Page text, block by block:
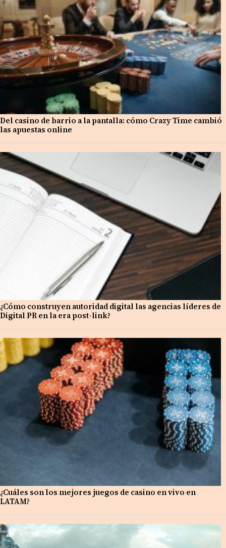
Del casino de barrio a la pantalla: cómo Crazy Time cambió
las apuestas online
¿Cómo construyen autoridad digital las agencias líderes de
Digital PR en la era post-link?
¿Cuáles son los mejores juegos de casino en vivo en
LATAM?